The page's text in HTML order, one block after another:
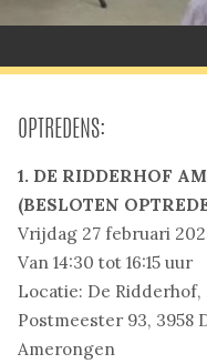
OPTREDENS:
1. DE RIDDERHOF
(BESLOTEN
Vrijdag 27 februari
Van 14:30 tot 16:15 uur
Locatie: De Ridderhof,
Postmeester 93, 3958
Amerongen